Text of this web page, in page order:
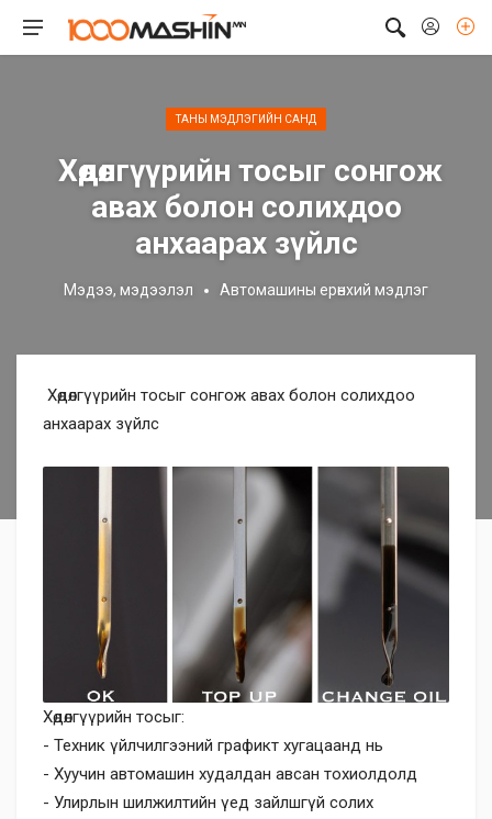
ТАНЫ МЭДЛЭГИЙН САНД
​ Хөдөлгүүрийн тосыг сонгож
авах болон солихдоо
анхаарах зүйлс
Мэдээ, мэдээлэл Автомашины ерөнхий мэдлэг
Хөдөлгүүрийн тосыг сонгож авах болон солихдоо
анхаарах зүйлс
Хөдөлгүүрийн тосыг:
- Техник үйлчилгээний графикт хугацаанд нь
- Хуучин автомашин худалдан авсан тохиолдолд
- Улирлын шилжилтийн үед зайлшгүй солих